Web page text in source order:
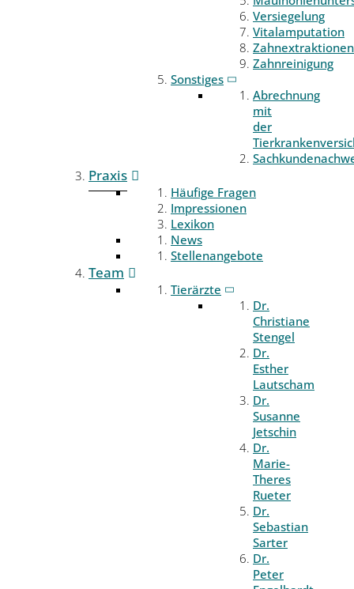
Versiegelung
Vitalamputation
Zahnextraktionen
Zahnreinigung
Sonstiges
Abrechnung
mit
der
Praxis
Häufige Fragen
Impressionen
Lexikon
News
Stellenangebote
Team
Tierärzte
Dr.
Christiane
Stengel
Dr.
Esther
Lautscham
Dr.
Susanne
Jetschin
Dr.
Marie-
Theres
Rueter
Dr.
Sebastian
Sarter
Dr.
Peter